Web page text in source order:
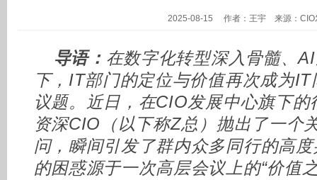
2025-08-15 作者：王宇 来源：CIO
导语： 在数字化转型深入骨髓、
下，IT部门的定位与价值再次成为
议题。近日，在CIO发展中心旗下
资深CIO（以下称Z总）抛出了一个
问，瞬间引发了群内众多同行的高
的困惑源于一次高层会议上的“价值